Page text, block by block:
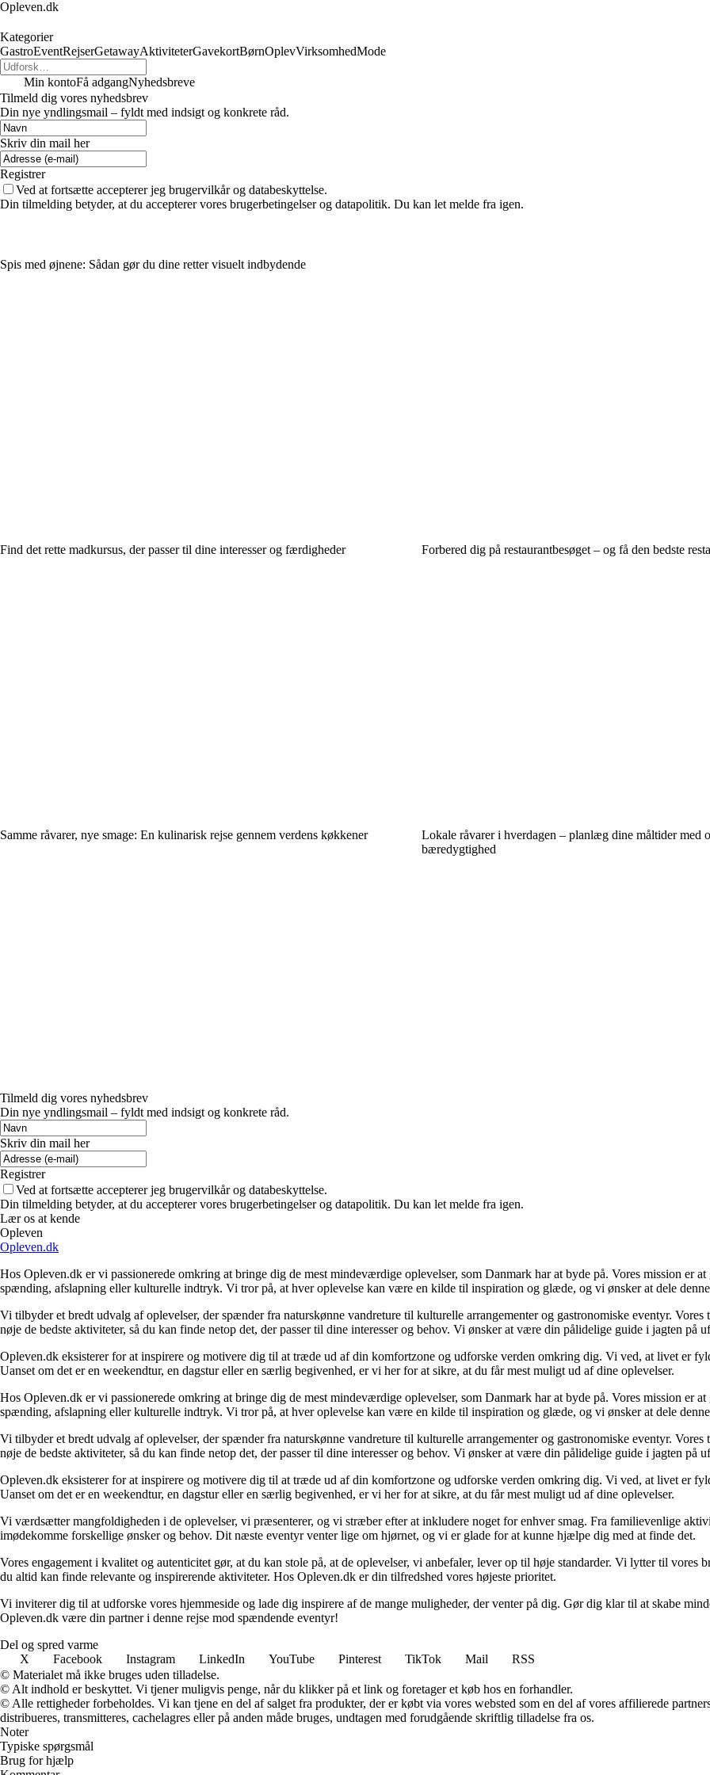
Opleven.dk
Kategorier
GastroEventRejserGetawayAktiviteterGavekortBørnOplevVirksomhedMode
Min kontoFå adgangNyhedsbreve
Tilmeld dig vores nyhedsbrev
Din nye yndlingsmail – fyldt med indsigt og konkrete råd.
Skriv din mail her
Registrer
Ved at fortsætte accepterer jeg brugervilkår og databeskyttelse.
Din tilmelding betyder, at du accepterer vores brugerbetingelser og datapolitik. Du kan let melde fra igen.
Spis med øjnene: Sådan gør du dine retter visuelt indbydende
Find det rette madkursus, der passer til dine interesser og færdigheder Forbered dig på restaurantbesøget – og få den bedste
Samme råvarer, nye smage: En kulinarisk rejse gennem verdens køkkener
Lokale råvarer i hverdagen – planlæg dine måltider med
bæredygtighed
Tilmeld dig vores nyhedsbrev
Din nye yndlingsmail – fyldt med indsigt og konkrete råd.
Skriv din mail her
Registrer
Ved at fortsætte accepterer jeg brugervilkår og databeskyttelse.
Din tilmelding betyder, at du accepterer vores brugerbetingelser og datapolitik. Du kan let melde fra igen.
Lær os at kende
Opleven
Opleven.dk
Hos Opleven.dk er vi passionerede omkring at bringe dig de mest mindeværdige oplevelser, som Danmark har at byde på. Vores mission er
spænding, afslapning eller kulturelle indtryk. Vi tror på, at hver oplevelse kan være en kilde til inspiration og glæde, og vi ønsker at dele
Vi tilbyder et bredt udvalg af oplevelser, der spænder fra naturskønne vandreture til kulturelle arrangementer og gastronomiske eventyr.
nøje de bedste aktiviteter, så du kan finde netop det, der passer til dine interesser og behov. Vi ønsker at være din pålidelige guide i jagten på
Opleven.dk eksisterer for at inspirere og motivere dig til at træde ud af din komfortzone og udforske verden omkring dig. Vi ved, at livet er
Uanset om det er en weekendtur, en dagstur eller en særlig begivenhed, er vi her for at sikre, at du får mest muligt ud af dine oplevelser.
Hos Opleven.dk er vi passionerede omkring at bringe dig de mest mindeværdige oplevelser, som Danmark har at byde på. Vores mission er
spænding, afslapning eller kulturelle indtryk. Vi tror på, at hver oplevelse kan være en kilde til inspiration og glæde, og vi ønsker at dele
Vi tilbyder et bredt udvalg af oplevelser, der spænder fra naturskønne vandreture til kulturelle arrangementer og gastronomiske eventyr.
nøje de bedste aktiviteter, så du kan finde netop det, der passer til dine interesser og behov. Vi ønsker at være din pålidelige guide i jagten på
Opleven.dk eksisterer for at inspirere og motivere dig til at træde ud af din komfortzone og udforske verden omkring dig. Vi ved, at livet er
Uanset om det er en weekendtur, en dagstur eller en særlig begivenhed, er vi her for at sikre, at du får mest muligt ud af dine oplevelser.
Vi værdsætter mangfoldigheden i de oplevelser, vi præsenterer, og vi stræber efter at inkludere noget for enhver smag. Fra familievenlige
imødekomme forskellige ønsker og behov. Dit næste eventyr venter lige om hjørnet, og vi er glade for at kunne hjælpe dig med at finde det.
Vores engagement i kvalitet og autenticitet gør, at du kan stole på, at de oplevelser, vi anbefaler, lever op til høje standarder. Vi lytter til vores
du altid kan finde relevante og inspirerende aktiviteter. Hos Opleven.dk er din tilfredshed vores højeste prioritet.
Vi inviterer dig til at udforske vores hjemmeside og lade dig inspirere af de mange muligheder, der venter på dig. Gør dig klar til at skabe
Opleven.dk være din partner i denne rejse mod spændende eventyr!
Del og spred varme
X
Facebook Instagram LinkedIn YouTube Pinterest TikTok Mail
RSS
© Materialet må ikke bruges uden tilladelse.
© Alt indhold er beskyttet. Vi tjener muligvis penge, når du klikker på et link og foretager et køb hos en forhandler.
© Alle rettigheder forbeholdes. Vi kan tjene en del af salget fra produkter, der er købt via vores websted som en del af vores affilierede
distribueres, transmitteres, cachelagres eller på anden måde bruges, undtagen med forudgående skriftlig tilladelse fra os.
Noter
Typiske spørgsmål
Brug for hjælp